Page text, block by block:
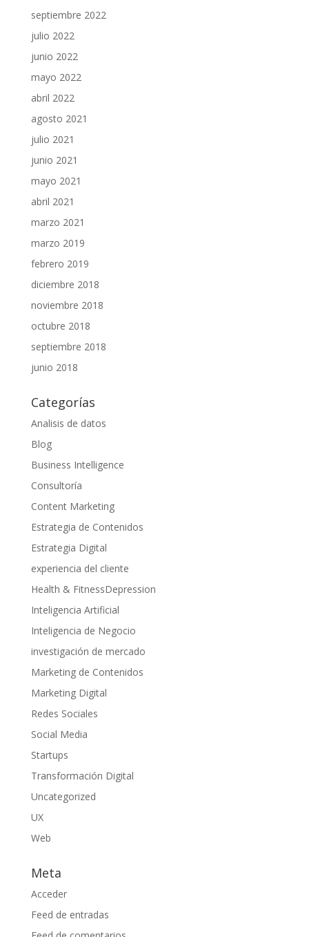
septiembre 2022
julio 2022
junio 2022
mayo 2022
abril 2022
agosto 2021
julio 2021
junio 2021
mayo 2021
abril 2021
marzo 2021
marzo 2019
febrero 2019
diciembre 2018
noviembre 2018
octubre 2018
septiembre 2018
junio 2018
Categorías
Analisis de datos
Blog
Business Intelligence
Consultoría
Content Marketing
Estrategia de Contenidos
Estrategia Digital
experiencia del cliente
Health & FitnessDepression
Inteligencia Artificial
Inteligencia de Negocio
investigación de mercado
Marketing de Contenidos
Marketing Digital
Redes Sociales
Social Media
Startups
Transformación Digital
Uncategorized
UX
Web
Meta
Acceder
Feed de entradas